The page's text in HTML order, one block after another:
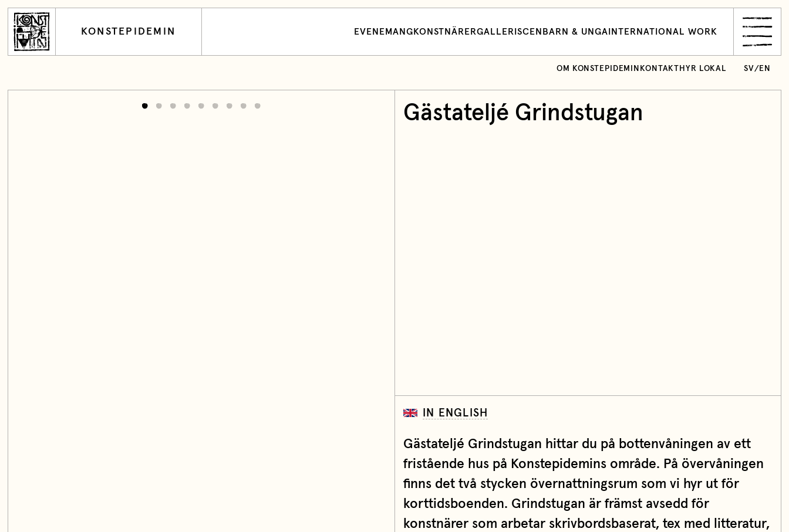
KONSTEPIDEMIN EVENEMANG KONSTNÄRERGALLERI SCEN BARN & UNGA INTERNATIONAL WORK
OM KONSTEPIDEMIN KONTAKT HYR LOKAL SV/ EN
Gästateljé Grindstugan
IN ENGLISH
Gästateljé Grindstugan hittar du på bottenvåningen av ett
fristående hus på Konstepidemins område. På övervåningen
finns det två stycken övernattningsrum som vi hyr ut för
korttidsboenden. Grindstugan är främst avsedd för
konstnärer som arbetar skrivbordsbaserat, tex med litteratur,